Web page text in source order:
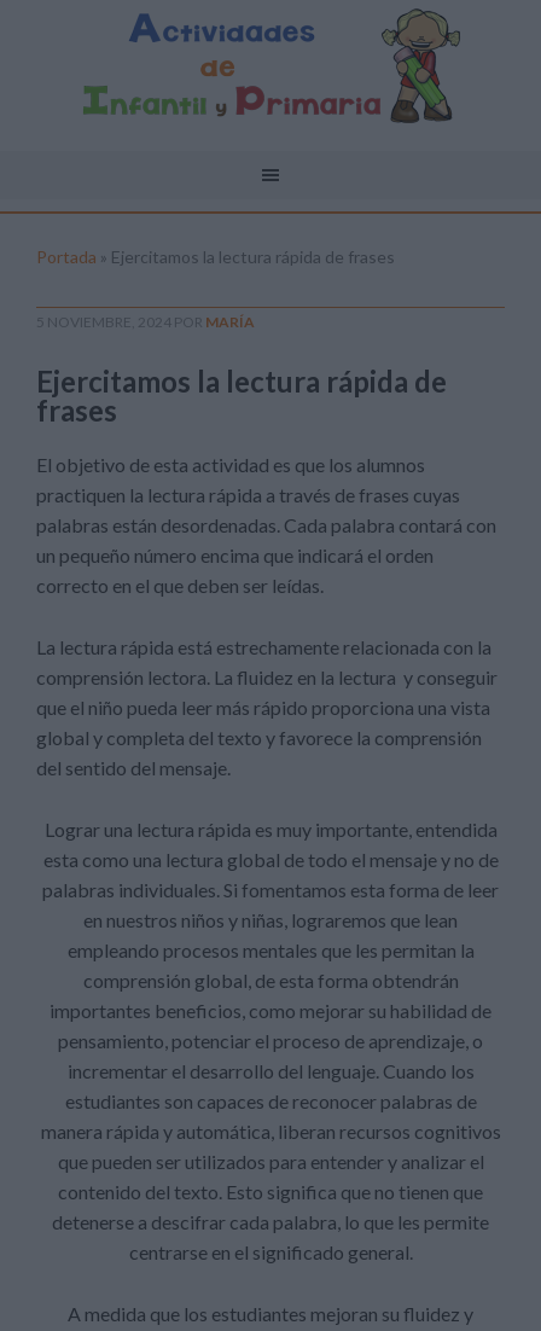
Portada » Ejercitamos la lectura rápida de frases
5 NOVIEMBRE, 2024 POR MARÍA
Ejercitamos la lectura rápida de
frases
El objetivo de esta actividad es que los alumnos
practiquen la lectura rápida a través de frases cuyas
palabras están desordenadas. Cada palabra contará con
un pequeño número encima que indicará el orden
correcto en el que deben ser leídas.
La lectura rápida está estrechamente relacionada con la
comprensión lectora. La fluidez en la lectura y conseguir
que el niño pueda leer más rápido proporciona una vista
global y completa del texto y favorece la comprensión
del sentido del mensaje.
Lograr una lectura rápida es muy importante, entendida
esta como una lectura global de todo el mensaje y no de
palabras individuales. Si fomentamos esta forma de leer
en nuestros niños y niñas, lograremos que lean
empleando procesos mentales que les permitan la
comprensión global, de esta forma obtendrán
importantes beneficios, como mejorar su habilidad de
pensamiento, potenciar el proceso de aprendizaje, o
incrementar el desarrollo del lenguaje. Cuando los
estudiantes son capaces de reconocer palabras de
manera rápida y automática, liberan recursos cognitivos
que pueden ser utilizados para entender y analizar el
contenido del texto. Esto significa que no tienen que
detenerse a descifrar cada palabra, lo que les permite
centrarse en el significado general.
A medida que los estudiantes mejoran su fluidez y